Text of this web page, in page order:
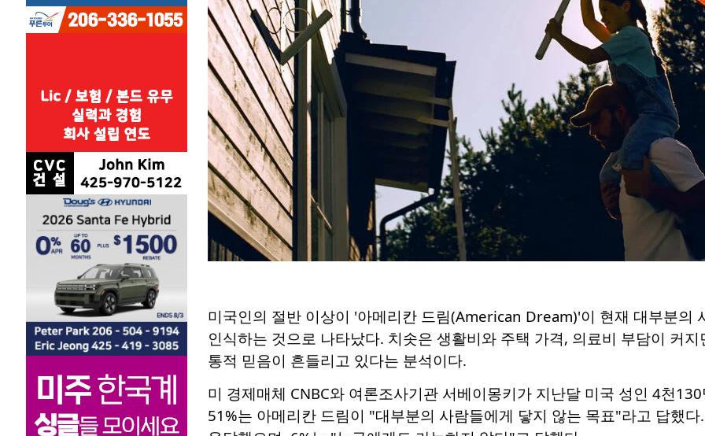
미국인의 절반 이상이 '아메리칸 드림(American Dream)'이 현재 대부분의
인식하는 것으로 나타났다. 치솟은 생활비와 주택 가격, 의료비 부담이 커
통적 믿음이 흔들리고 있다는 분석이다.
미 경제매체 CNBC와 여론조사기관 서베이몽키가 지난달 미국 성인 4천
51%는 아메리칸 드림이 "대부분의 사람들에게 닿지 않는 목표"라고 답했